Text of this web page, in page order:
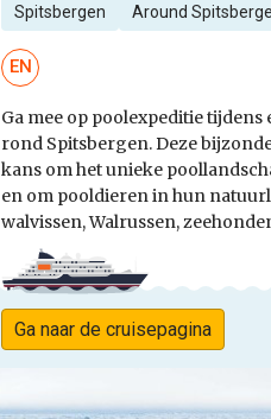
Spitsbergen Around
EN
Ga mee op poolexpeditie
rond Spitsbergen. Deze
kans om het unieke
en om pooldieren in hun
walvissen, Walrussen,
Ga naar de cruisepagina